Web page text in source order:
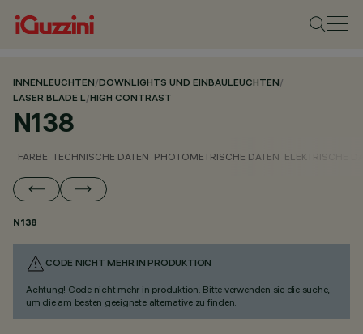
INNENLEUCHTEN/DOWNLIGHTS UND EINBAULEUCHTEN/
LASER BLADE L/HIGH CONTRAST
N138
FARBE TECHNISCHE DATEN PHOTOMETRISCHE DATEN ELEKTRISCHE
N138
CODE NICHT MEHR IN PRODUKTION
Achtung! Code nicht mehr in produktion. Bitte verwenden sie die suche,
um die am besten geeignete alternative zu finden.